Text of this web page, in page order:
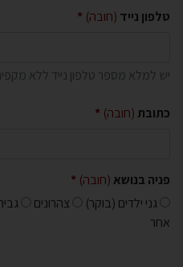
טלפון נייד (חובה)
יש למלא מספר טלפון נייד ללא
כתובת (חובה)
פניה בנושא
פניה בנושא (חובה)
גני ילדים (בוקר)
צהרונים
אחר